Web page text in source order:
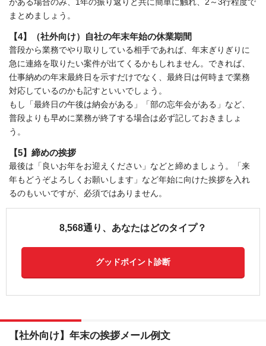
まとめましょう。
【4】（社外向け）自社の年末年始の休業期間
普段から業務でやり取りしている相手であれば、年末ぎりぎりに
急に連絡を取りたい案件が出てくるかもしれません。できれば、
仕事納めの年末最終日を示すだけでなく、最終日は何時まで業務
対応しているのかも記すといいでしょう。
もし「最終日の午後は納会がある」「部の忘年会がある」など、
普段よりも早めに業務が終了する場合は必ず記しておきましょ
う。
【5】締めの挨拶
最後は「良いお年をお迎えください」などと締めましょう。「来
年もどうぞよろしくお願いします」など年始に向けた挨拶を入れ
るのもいいですが、必須ではありません。
8,568通り、あなたはどのタイプ？
グッドポイント診断
【社外向け】年末の挨拶メール例文